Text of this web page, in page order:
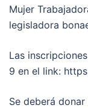
Mujer
legisladora
Las
9 en el link:
Se deberá